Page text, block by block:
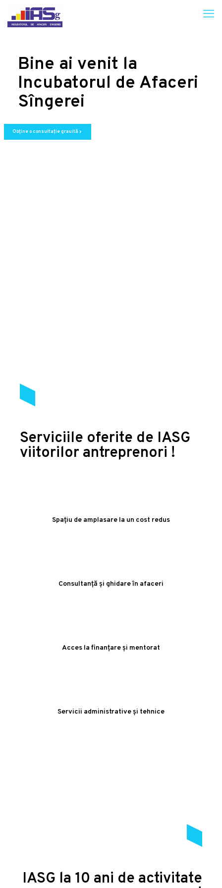
Bine ai venit la
Incubatorul de Afaceri
Sîngerei
Obține o consultație grauită chevron_right
Serviciile oferite de IASG
viitorilor antreprenori !
Spațiu de amplasare la un cost redus
Consultanță și ghidare în afaceri
Acces la finanțare și mentorat
Servicii administrative și tehnice
IASG la 10 ani de activitate